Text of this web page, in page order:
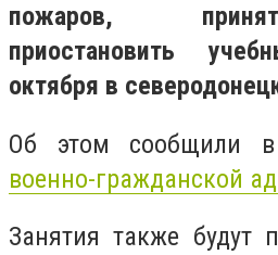
пожаров,
приостановить
октября в
Об этом сообщили в
военно-гражданской
Занятия также будут